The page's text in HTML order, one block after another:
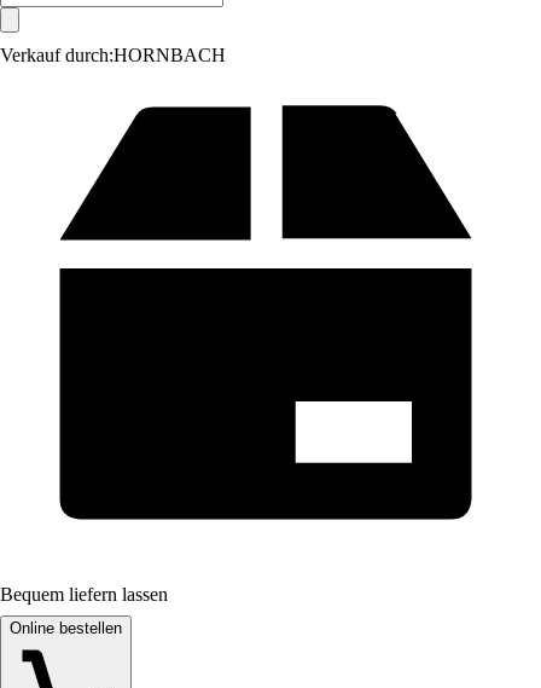
Verkauf durch:HORNBACH
Bequem liefern lassen
Online bestellen